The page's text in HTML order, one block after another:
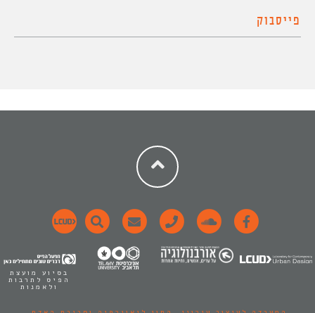
פייסבוק
בסיוע מועצת
הפיס לתרבות
ולאמנות